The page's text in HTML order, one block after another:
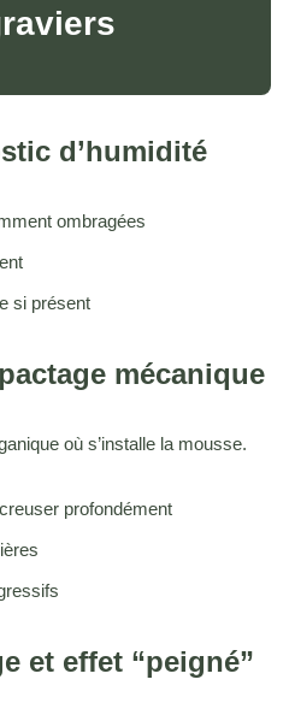
d’humidité
ombragées
si présent
mécanique
où s’installe la mousse.
profondément
et effet “peigné”